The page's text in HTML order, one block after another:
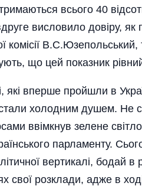
всього 40
висловило довіру,
комісії
що цей показник
які вперше пройшли в
холодним душем. Не
ввімкнув зелене
парламенту.
вертикалі, бодай в
свої розклади, адже в